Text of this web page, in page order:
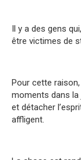
Il y a des gens
être victimes de
Pour cette
moments dans la
et détacher
affligent.